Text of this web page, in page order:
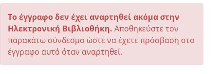
Το έγγραφο δεν έχει αναρτηθεί ακόμα στην
Ηλεκτρονική Βιβλιοθήκη. Αποθηκεύστε τον
παρακάτω σύνδεσμο ώστε να έχετε πρόσβαση στο
έγγραφο αυτό όταν αναρτηθεί.